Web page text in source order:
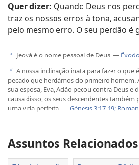
Quer dizer: Quando Deus nos
traz os nossos erros à tona,
pelo mesmo erro. O seu perdão é
a Jeová é o nome pessoal de Deus. —
b A nossa inclinação inata para fazer o que
pecado que herdámos do primeiro homem,
sua esposa, Eva, Adão pecou contra Deus e
causa disso, os seus descendentes também
uma vida perfeita. —Génesis 3:17-19;
Assuntos Relacionados